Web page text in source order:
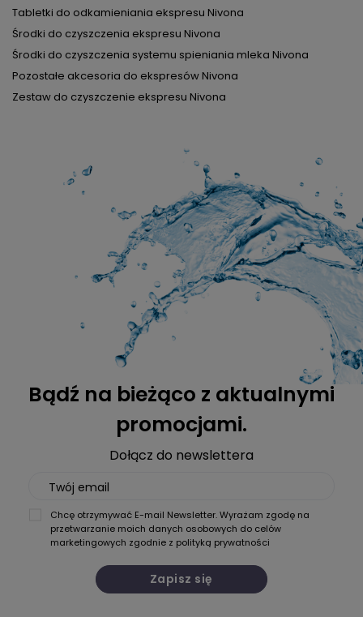
Tabletki do odkamieniania ekspresu Nivona
Środki do czyszczenia ekspresu Nivona
Środki do czyszczenia systemu spieniania mleka Nivona
Pozostałe akcesoria do ekspresów Nivona
Zestaw do czyszczenie ekspresu Nivona
Bądź na bieżąco z aktualnymi
promocjami.
Dołącz do newslettera
Twój email
Chcę otrzymywać E-mail Newsletter. Wyrażam zgodę na
przetwarzanie moich danych osobowych do celów
marketingowych zgodnie z polityką prywatności
Zapisz się